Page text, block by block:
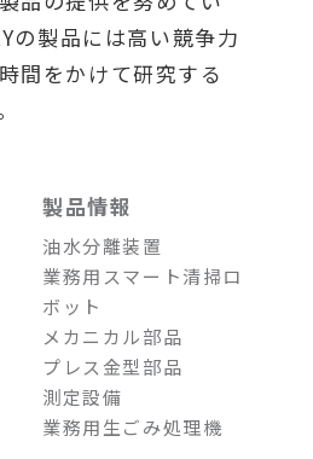
の製品には高い競争力
間をかけて研究する
製品情報
油水分離装置
業務用スマート清掃ロ
ボット
メカニカル部品
プレス金型部品
測定設備
業務用生ごみ処理機